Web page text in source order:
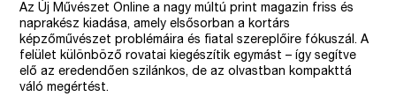
Az Új Művészet Online a nagy múltú print magazin friss és
naprakész kiadása, amely elsősorban a kortárs
képzőművészet problémáira és fiatal szereplőire fókuszál. A
felület különböző rovatai kiegészítik egymást – így segítve
elő az eredendően szilánkos, de az olvastban kompakttá
váló megértést.